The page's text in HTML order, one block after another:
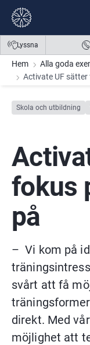
Gå till innehåll
Gå till meny
Gå till sidfot
Lyssna
Hem
Alla goda
Activate UF
Skola och utbildning
fokus
på
–  Vi kom på
svårt att få
direkt. Med
möjlighet att